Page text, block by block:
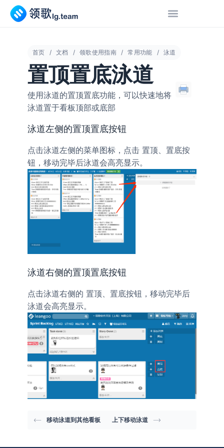
首页 文档 领歌使用指南 常用功能 泳道
置顶置底泳道
使用泳道的置顶置底功能，可以快速地将
泳道置于看板顶部或底部
泳道左侧的置顶置底按钮
点击泳道左侧的菜单图标，点击 置顶 置底按
钮，移动完毕后泳道会高亮显示。
泳道右侧的置顶置底按钮
点击泳道右侧的 置顶、 置底按钮，移动完毕后
泳道会高亮显示。
移动泳道到其他看板 上下移动泳道